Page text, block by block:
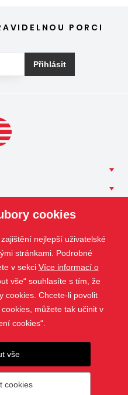
PORCI
Přihlásit
cookies
nejlepší uživatelské
stránkami. Podrobné
v sekci Více informací o
vše“ souhlasíte s tím, že
cookies. Chcete-li povolit
můžete tak učinit v
cookies“.
vše
cookies